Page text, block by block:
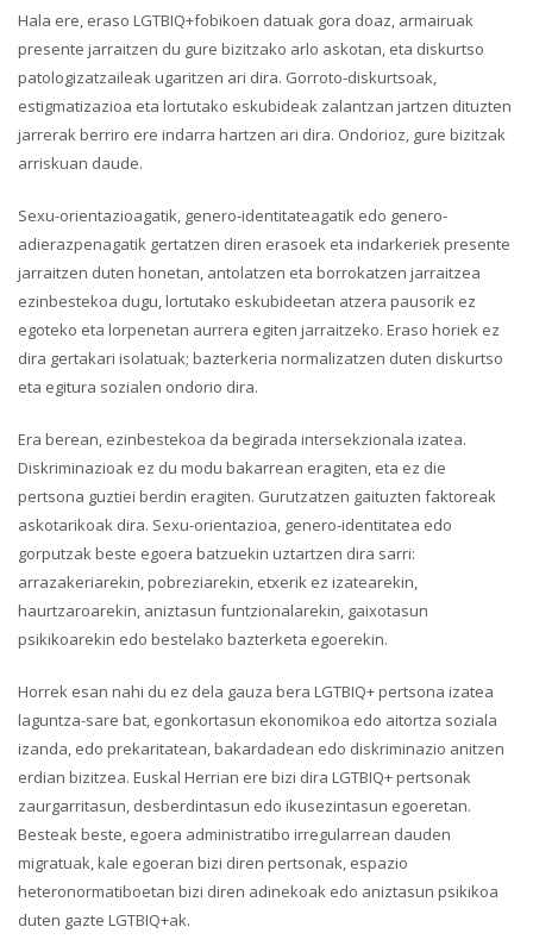
Hala ere, eraso LGTBIQ+fobikoen datuak gora doaz, armairuak
presente jarraitzen du gure bizitzako arlo askotan, eta diskurtso
patologizatzaileak ugaritzen ari dira. Gorroto-diskurtsoak,
estigmatizazioa eta lortutako eskubideak zalantzan jartzen dituzten
jarrerak berriro ere indarra hartzen ari dira. Ondorioz, gure bizitzak
arriskuan daude.
Sexu-orientazioagatik, genero-identitateagatik edo genero-
adierazpenagatik gertatzen diren erasoek eta indarkeriek presente
jarraitzen duten honetan, antolatzen eta borrokatzen jarraitzea
ezinbestekoa dugu, lortutako eskubideetan atzera pausorik ez
egoteko eta lorpenetan aurrera egiten jarraitzeko. Eraso horiek ez
dira gertakari isolatuak; bazterkeria normalizatzen duten diskurtso
eta egitura sozialen ondorio dira.
Era berean, ezinbestekoa da begirada intersekzionala izatea.
Diskriminazioak ez du modu bakarrean eragiten, eta ez die
pertsona guztiei berdin eragiten. Gurutzatzen gaituzten faktoreak
askotarikoak dira. Sexu-orientazioa, genero-identitatea edo
gorputzak beste egoera batzuekin uztartzen dira sarri:
arrazakeriarekin, pobreziarekin, etxerik ez izatearekin,
haurtzaroarekin, aniztasun funtzionalarekin, gaixotasun
psikikoarekin edo bestelako bazterketa egoerekin.
Horrek esan nahi du ez dela gauza bera LGTBIQ+ pertsona izatea
laguntza-sare bat, egonkortasun ekonomikoa edo aitortza soziala
izanda, edo prekaritatean, bakardadean edo diskriminazio anitzen
erdian bizitzea. Euskal Herrian ere bizi dira LGTBIQ+ pertsonak
zaurgarritasun, desberdintasun edo ikusezintasun egoeretan.
Besteak beste, egoera administratibo irregularrean dauden
migratuak, kale egoeran bizi diren pertsonak, espazio
heteronormatiboetan bizi diren adinekoak edo aniztasun psikikoa
duten gazte LGTBIQ+ak.